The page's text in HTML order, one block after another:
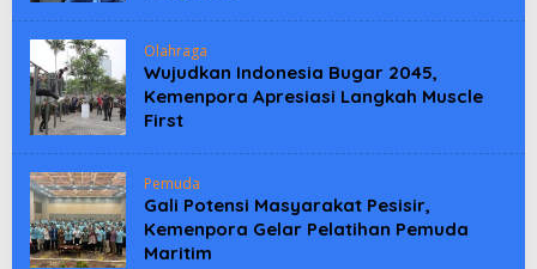
Olahraga
Wujudkan Indonesia Bugar 2045,
Kemenpora Apresiasi Langkah Muscle
First
Pemuda
Gali Potensi Masyarakat Pesisir,
Kemenpora Gelar Pelatihan Pemuda
Maritim